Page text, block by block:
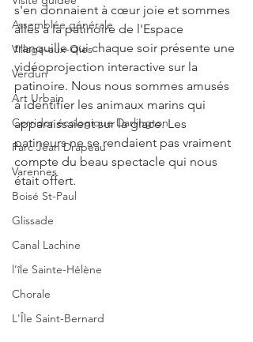
Assemblée générale
Village-aux-Oies
Verdun
Art Urbain
Corridor écologique Darlington
Parc Jean Drapeau
Varennes
Boisé St-Paul
Glissade
Canal Lachine
l’île Sainte-Hélène
Chorale
L'Île Saint-Bernard
s'en donnaient à cœur joie et sommes
allés à la patinoire de l'Espace
tranquille qui chaque soir présente une
vidéoprojection interactive sur la
patinoire. Nous nous sommes amusés
à identifier les animaux marins qui
apparaissaient sur la glace. Les
patineurs ne se rendaient pas vraiment
compte du beau spectacle qui nous
était offert.